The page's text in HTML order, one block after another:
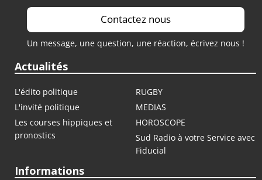
Contactez nous
Un message, une question, une réaction, écrivez nous !
Actualités
L'édito politique
RUGBY
L'invité politique
MEDIAS
Les courses hippiques et
pronostics
HOROSCOPE
Sud Radio à votre Service avec
Fiducial
Informations